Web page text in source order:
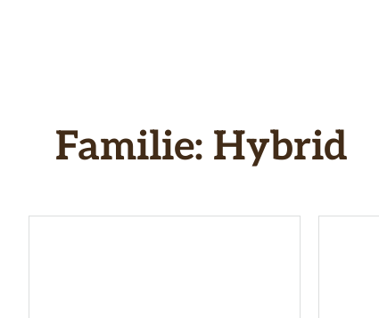
Familie: Hybrid